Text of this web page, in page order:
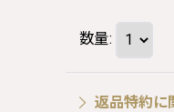
数量:
返品特約に